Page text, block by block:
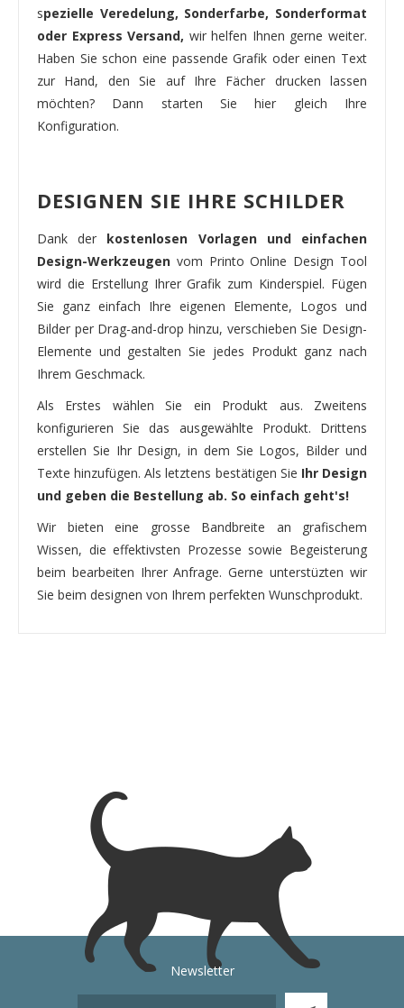
spezielle Veredelung, Sonderfarbe, Sonderformat
oder Express Versand, wir helfen Ihnen gerne weiter.
Haben Sie schon eine passende Grafik oder einen Text
zur Hand, den Sie auf Ihre Fächer drucken lassen
möchten? Dann starten Sie hier gleich Ihre
Konfiguration.
DESIGNEN SIE IHRE SCHILDER
Dank der kostenlosen Vorlagen und einfachen
Design-Werkzeugen vom Printo Online Design Tool
wird die Erstellung Ihrer Grafik zum Kinderspiel. Fügen
Sie ganz einfach Ihre eigenen Elemente, Logos und
Bilder per Drag-and-drop hinzu, verschieben Sie Design-
Elemente und gestalten Sie jedes Produkt ganz nach
Ihrem Geschmack.
Als Erstes wählen Sie ein Produkt aus. Zweitens
konfigurieren Sie das ausgewählte Produkt. Drittens
erstellen Sie Ihr Design, in dem Sie Logos, Bilder und
Texte hinzufügen. Als letztens bestätigen Sie Ihr Design
und geben die Bestellung ab. So einfach geht's!
Wir bieten eine grosse Bandbreite an grafischem
Wissen, die effektivsten Prozesse sowie Begeisterung
beim bearbeiten Ihrer Anfrage. Gerne unterstüzten wir
Sie beim designen von Ihrem perfekten Wunschprodukt.
Newsletter